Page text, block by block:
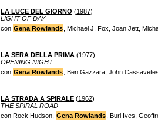
LA LUCE DEL GIORNO (1987)
LIGHT OF DAY
con Gena Rowlands , Michael J. Fox, Joan Jett,
LA SERA DELLA PRIMA (1977)
OPENING NIGHT
con Gena Rowlands , Ben Gazzara, John
LA STRADA A SPIRALE (1962)
THE SPIRAL ROAD
con Rock Hudson, Gena Rowlands , Burl Ives,